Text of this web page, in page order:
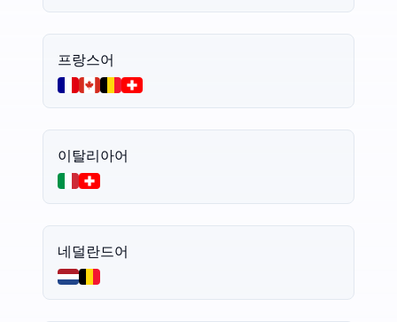
프랑스어
이탈리아어
네덜란드어